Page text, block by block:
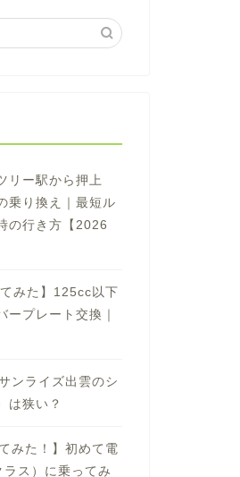
リー駅から押上
乗り換え｜最短ル
の行き方【2026
みた】125cc以下
ープレート交換｜
ンライズ出雲のシ
は狭い？
みた！】初めて電
ス）に乗ってみ